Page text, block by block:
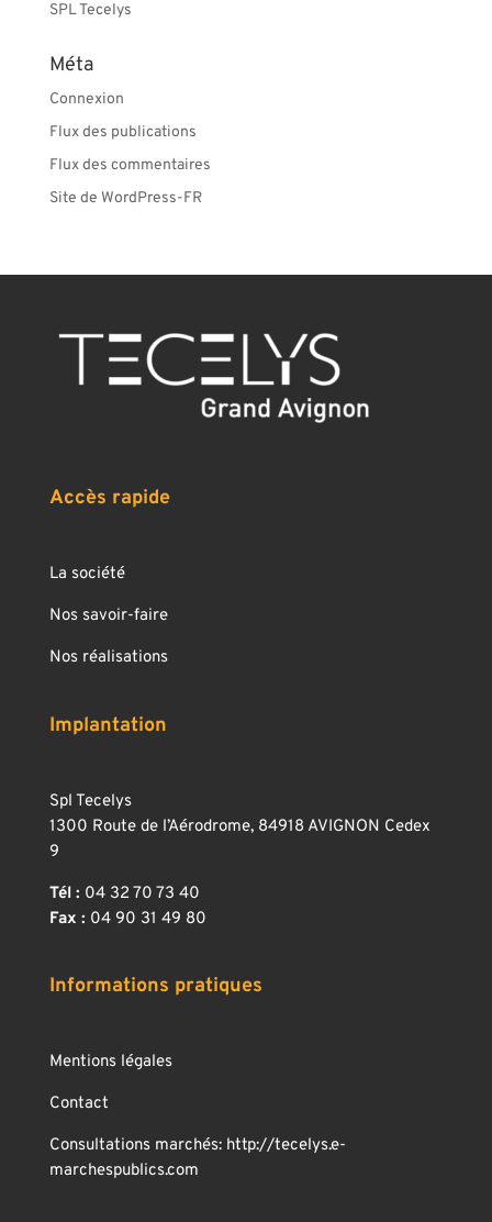
SPL Tecelys
Méta
Connexion
Flux des publications
Flux des commentaires
Site de WordPress-FR
Accès rapide
La société
Nos savoir-faire
Nos réalisations
Implantation
Spl Tecelys
1300 Route de l’Aérodrome, 84918 AVIGNON Cedex
9
Tél : 04 32 70 73 40
Fax : 04 90 31 49 80
Informations pratiques
Mentions légales
Contact
Consultations marchés: http://tecelys.e-
marchespublics.com